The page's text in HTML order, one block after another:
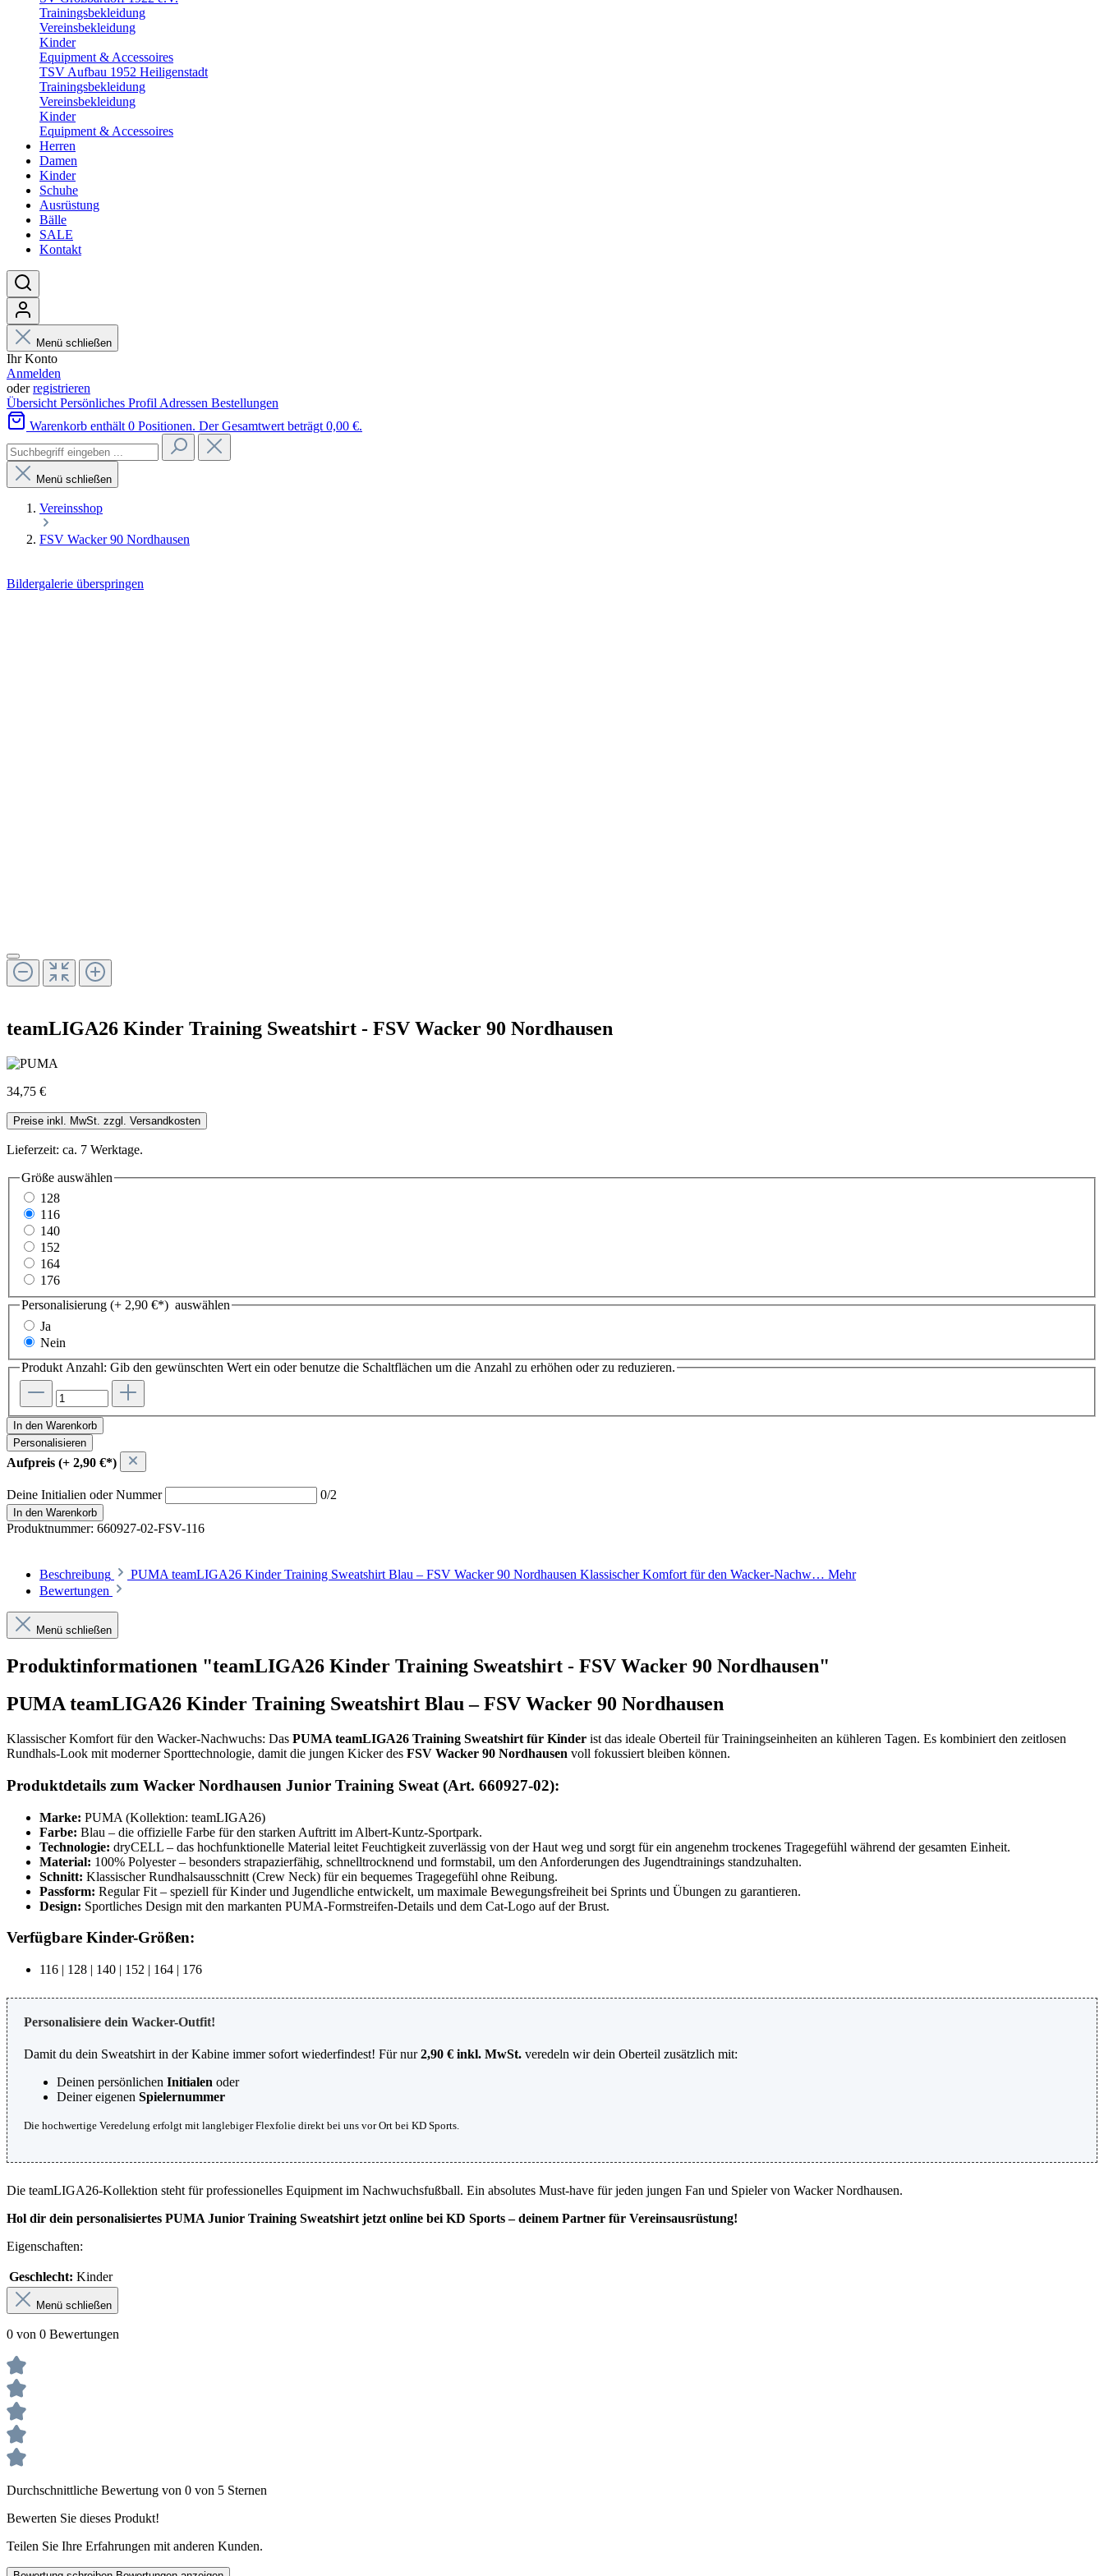
Trainingsbekleidung
Vereinsbekleidung
Kinder
Equipment & Accessoires
TSV Aufbau 1952 Heiligenstadt
Trainingsbekleidung
Vereinsbekleidung
Kinder
Equipment & Accessoires
Herren
Damen
Kinder
Schuhe
Ausrüstung
Bälle
SALE
Kontakt
Menü schließen
Ihr Konto
Anmelden
oderregistrieren
Übersicht Persönliches Profil Adressen Bestellungen
Warenkorb enthält 0 Positionen. Der Gesamtwert beträgt 0,00 €.
Menü schließen
Vereinsshop
FSV Wacker 90 Nordhausen
Bildergalerie überspringen
teamLIGA26 Kinder Training Sweatshirt - FSV Wacker 90 Nordhausen
34,75 €
Preise inkl. MwSt. zzgl. Versandkosten
Lieferzeit: ca. 7 Werktage.
Größe auswählen
128
116
140
152
164
176
Personalisierung (+ 2,90 €*) auswählen
Ja
Nein
Produkt Anzahl: Gib den gewünschten Wert ein oder benutze die Schaltflächen um die Anzahl zu erhöhen oder zu reduzieren.
In den Warenkorb
Personalisieren
Aufpreis (+ 2,90 €*)
Deine Initialien oder Nummer 0/2
In den Warenkorb
Produktnummer: 660927-02-FSV-116
Beschreibung PUMA teamLIGA26 Kinder Training Sweatshirt Blau – FSV Wacker 90 Nordhausen Klassischer Komfort für den Wacker-Nachw… Mehr
Bewertungen
Menü schließen
Produktinformationen "teamLIGA26 Kinder Training Sweatshirt - FSV Wacker 90 Nordhausen"
PUMA teamLIGA26 Kinder Training Sweatshirt Blau – FSV Wacker 90 Nordhausen
Klassischer Komfort für den Wacker-Nachwuchs: Das PUMA teamLIGA26 Training Sweatshirt für Kinder ist das ideale Oberteil für Trainingseinheiten an kühleren Tagen. Es kombiniert den zeitlosen
Rundhals-Look mit moderner Sporttechnologie, damit die jungen Kicker des FSV Wacker 90 Nordhausen voll fokussiert bleiben können.
Produktdetails zum Wacker Nordhausen Junior Training Sweat (Art. 660927-02):
Marke: PUMA (Kollektion: teamLIGA26)
Farbe: Blau – die offizielle Farbe für den starken Auftritt im Albert-Kuntz-Sportpark.
Technologie: dryCELL – das hochfunktionelle Material leitet Feuchtigkeit zuverlässig von der Haut weg und sorgt für ein angenehm trockenes Tragegefühl während der gesamten Einheit.
Material: 100% Polyester – besonders strapazierfähig, schnelltrocknend und formstabil, um den Anforderungen des Jugendtrainings standzuhalten.
Schnitt: Klassischer Rundhalsausschnitt (Crew Neck) für ein bequemes Tragegefühl ohne Reibung.
Passform: Regular Fit – speziell für Kinder und Jugendliche entwickelt, um maximale Bewegungsfreiheit bei Sprints und Übungen zu garantieren.
Design: Sportliches Design mit den markanten PUMA-Formstreifen-Details und dem Cat-Logo auf der Brust.
Verfügbare Kinder-Größen:
116 | 128 | 140 | 152 | 164 | 176
Personalisiere dein Wacker-Outfit!
Damit du dein Sweatshirt in der Kabine immer sofort wiederfindest! Für nur2,90 € inkl. MwSt. veredeln wir dein Oberteil zusätzlich mit:
Deinen persönlichen Initialen oder
Deiner eigenen Spielernummer
Die hochwertige Veredelung erfolgt mit langlebiger Flexfolie direkt bei uns vor Ort bei KD Sports.
Die teamLIGA26-Kollektion steht für professionelles Equipment im Nachwuchsfußball. Ein absolutes Must-have für jeden jungen Fan und Spieler von Wacker Nordhausen.
Hol dir dein personalisiertes PUMA Junior Training Sweatshirt jetzt online bei KD Sports – deinem Partner für Vereinsausrüstung!
Eigenschaften:
Geschlecht: Kinder
Menü schließen
0 von 0 Bewertungen
Durchschnittliche Bewertung von 0 von 5 Sternen
Bewerten Sie dieses Produkt!
Teilen Sie Ihre Erfahrungen mit anderen Kunden.